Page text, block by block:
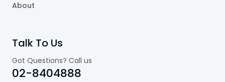
About
Talk To Us
Got Questions? Call us
02-8404888